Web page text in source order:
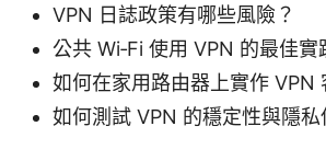
VPN 日誌政策有哪些風險？
公共 Wi‑Fi 使用 VPN 的最佳實
如何在家用路由器上實作 VPN
如何測試 VPN 的穩定性與隱私